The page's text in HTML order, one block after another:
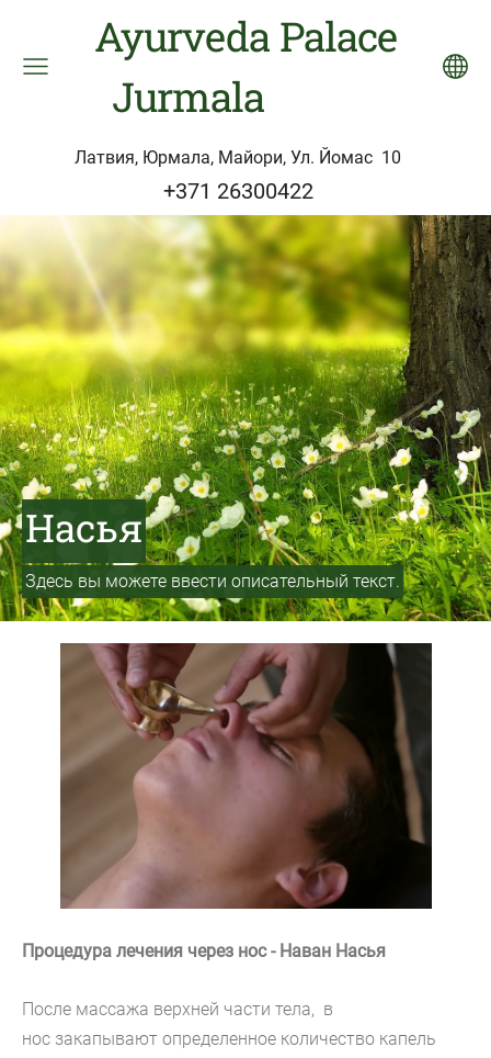
Ayurveda Palace
Jurmala
Латвия, Юрмала, Майори, Ул. Йомас 10
+371 26300422
Насья
Здесь вы можете ввести описательный текст.
Процедура лечения через нос - Наван Насья
После массажа верхней части тела, в
нос закапывают определенное количество капель